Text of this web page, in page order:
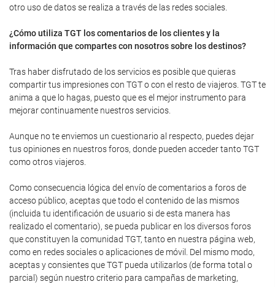
otro uso de datos se realiza a través de las redes sociales.
¿Cómo utiliza TGT los comentarios de los clientes y la
información que compartes con nosotros sobre los destinos?
Tras haber disfrutado de los servicios es posible que quieras
compartir tus impresiones con TGT o con el resto de viajeros. TGT te
anima a que lo hagas, puesto que es el mejor instrumento para
mejorar continuamente nuestros servicios.
Aunque no te enviemos un cuestionario al respecto, puedes dejar
tus opiniones en nuestros foros, donde pueden acceder tanto TGT
como otros viajeros.
Como consecuencia lógica del envío de comentarios a foros de
acceso público, aceptas que todo el contenido de las mismos
(incluida tu identificación de usuario si de esta manera has
realizado el comentario), se pueda publicar en los diversos foros
que constituyen la comunidad TGT, tanto en nuestra página web,
como en redes sociales o aplicaciones de móvil. Del mismo modo,
aceptas y consientes que TGT pueda utilizarlos (de forma total o
parcial) según nuestro criterio para campañas de marketing,